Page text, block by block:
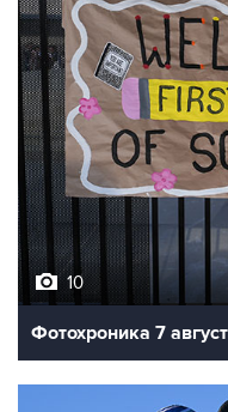
10
Фотохроника 7 августа